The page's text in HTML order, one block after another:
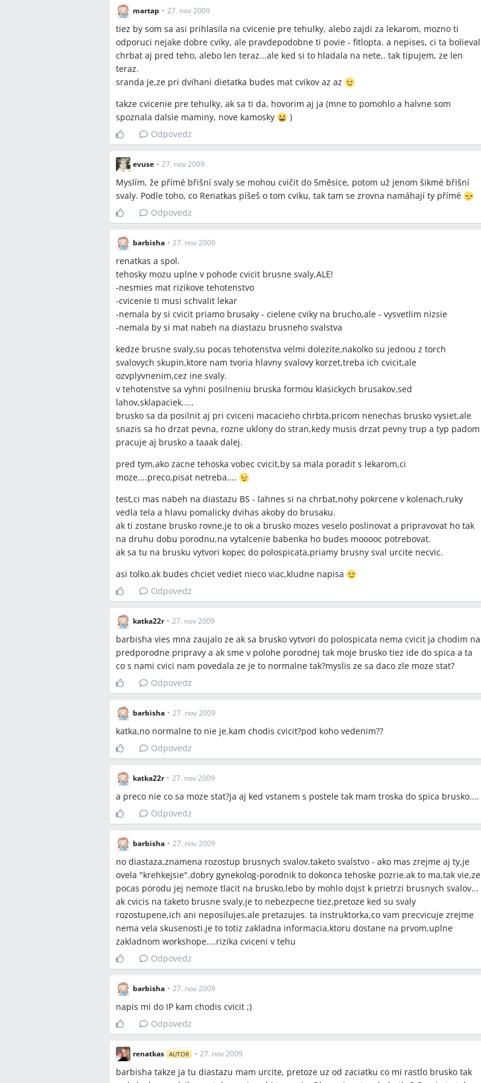
A:V diskusii odporúčali fitloptu (fitlopta), tehotenskú jogu, cvičenia zamerané na strečing
a posilnenie core pod dohľadom fyzioterapeuta alebo lektora pre tehotné.
Q:Môže nízko uložená placenta (nižšie položená placenta) ovplyvniť možnosť cvičiť?
A:Áno, v diskusii sa uvádza, že nízko položená placenta je riziko a cvičenie musí schváliť
lekár; ak lekár zakáže cvičiť, zákaz treba dodržať.
Závery z diskusie
Zhoda
stav s lekárom a v rizikových prípadoch cvičenie neodporučiť.
Cvičenie pre tehotné pod odborným vedením, fitlopta a upravené pilates/joga sa v
diskusii považujú za bezpečnejšie alternatívy.
Sporné názory
Niektoré príspevky tvrdia, že priame brušné svaly možno cvičiť do 5. mesiaca, zatiaľ čo
iné príspevky dôrazne odporúčajú vynechať priame brušné cviky, ak sa objaví nábeh
na diastázu.
DVD a známe fitnes produkty (napr. DVD Zory Czoborovej) sú v diskusii hodnotené
rôzne; niektoré účastníčky ich považujú za vhodné, iné preferujú lektorov s odborným
vzdelaním alebo fyzioterapeutov.
Otvorené otázky
Ako presne upraviť konkrétne DVD‑cviky doma pri zistenom nábehu na diastázu, ak
nie je možné navštíviť kurz pre tehotné?
Aký je najlepší spôsob riešenia intenzívnych bolesti chrbta u tehotnej ženy, ktorá
nemá čas na pravidelné kurzy pod odborným vedením?
Spomenuté značky a firmy
Spomenuté produkty a metódy
pilates (DVD),joga pre tehotné,fitlopta (fitlopta),klasické
(zdvíhanie hlavy v ľahu),aerobic pre tehotné,posilňovanie s
činkami,výpady,fyzio/fyzioterapia,predpôrodné prípravy
Miesta a osoby
Bratislava,Nitrianska 3,Zochova,Zora Czoborová
martap • 27. nov 2009
tiez by som sa asi prihlasila na cvicenie pre tehulky, alebo zajdi za lekarom, mozno ti
odporuci nejake dobre cviky, ale pravdepodobne ti povie - fitlopta. a nepises, ci ta bolieval
chrbat aj pred teho, alebo len teraz...ale ked si to hladala na nete,. tak tipujem, ze len
teraz.
sranda je,ze pri dvihani dietatka budes mat cvikov az az
takze cvicenie pre tehulky, ak sa ti da, hovorim aj ja (mne to pomohlo a halvne som
spoznala dalsie maminy, nove kamosky
)
Odpovedz
evuse • 27. nov 2009
Myslím, že přímé břišní svaly se mohou cvičit do 5měsíce, potom už jenom šikmé břišní
svaly. Podle toho, co Renatkas píšeš o tom cviku, tak tam se zrovna namáhají ty přímé
Odpovedz
barbisha • 27. nov 2009
renatkas a spol.
tehosky mozu uplne v pohode cvicit brusne svaly,ALE!
-nesmies mat rizikove tehotenstvo
-cvicenie ti musi schvalit lekar
-nemala by si cvicit priamo brusaky - cielene cviky na brucho,ale - vysvetlim nizsie
-nemala by si mat nabeh na diastazu brusneho svalstva
kedze brusne svaly,su pocas tehotenstva velmi dolezite,nakolko su jednou z torch
svalovych skupin,ktore nam tvoria hlavny svalovy korzet,treba ich cvicit,ale
ozvplyvnenim,cez ine svaly.
v tehotenstve sa vyhni posilneniu bruska formou klasickych brusakov,sed
lahov,sklapaciek.....
brusko sa da posilnit aj pri cviceni macacieho chrbta,pricom nenechas brusko vysiet,ale
snazis sa ho drzat pevna, rozne uklony do stran,kedy musis drzat pevny trup a typ padom
pracuje aj brusko a taaak dalej.
pred tym,ako zacne tehoska vobec cvicit,by sa mala poradit s lekarom,ci
moze....preco,pisat netreba....
test,ci mas nabeh na diastazu BS - lahnes si na chrbat,nohy pokrcene v kolenach,ruky
vedla tela a hlavu pomalicky dvihas akoby do brusaku.
ak ti zostane brusko rovne,je to ok a brusko mozes veselo poslinovat a pripravovat ho tak
na druhu dobu porodnu,na vytalcenie babenka ho budes mooooc potrebovat.
ak sa tu na brusku vytvori kopec do polospicata,priamy brusny sval urcite necvic.
asi tolko.ak budes chciet vediet nieco viac,kludne napisa
Odpovedz
katka22r • 27. nov 2009
barbisha vies mna zaujalo ze ak sa brusko vytvori do polospicata nema cvicit ja chodim na
predporodne pripravy a ak sme v polohe porodnej tak moje brusko tiez ide do spica a ta
co s nami cvici nam povedala ze je to normalne tak?myslis ze sa daco zle moze stat?
Odpovedz
barbisha • 27. nov 2009
katka,no normalne to nie je.kam chodis cvicit?pod koho vedenim??
Odpovedz
katka22r • 27. nov 2009
a preco nie co sa moze stat?ja aj ked vstanem s postele tak mam troska do spica brusko....
Odpovedz
barbisha • 27. nov 2009
no diastaza,znamena rozostup brusnych svalov.taketo svalstvo - ako mas zrejme aj ty,je
ovela "krehkejsie".dobry gynekolog-porodnik to dokonca tehoske pozrie.ak to ma,tak vie,ze
pocas porodu jej nemoze tlacit na brusko,lebo by mohlo dojst k prietrzi brusnych svalov...
ak cvicis na taketo brusne svaly,je to nebezpecne tiez,pretoze ked su svaly
rozostupene,ich ani neposilujes,ale pretazujes. ta instruktorka,co vam precvicuje zrejme
nema vela skusenosti.je to totiz zakladna informacia,ktoru dostane na prvom,uplne
zakladnom workshope....rizika cviceni v tehu
Odpovedz
barbisha • 27. nov 2009
napis mi do IP kam chodis cvicit ;)
Odpovedz
renatkas AUTOR • 27. nov 2009
barbisha takze ja tu diastazu mam urcite, pretoze uz od zaciatku co mi rastlo brusko tak